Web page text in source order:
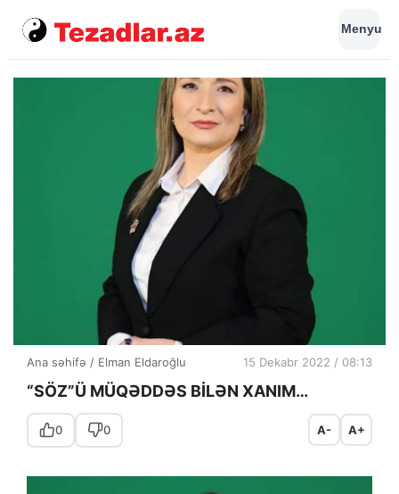
Menyu
Ana səhifə / Elman Eldaroğlu 15 Dekabr 2022 / 08:13
“SÖZ”Ü MÜQƏDDƏS BİLƏN XANIM…
0 0 A- A+